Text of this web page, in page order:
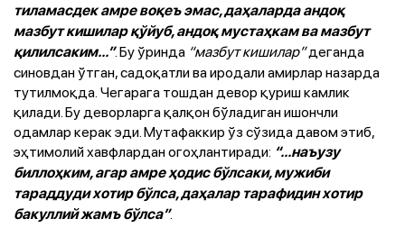
тиламасдек амре воқеъ эмас, даҳаларда андоқ
мазбут кишилар қўйуб, андоқ мустаҳкам ва мазбут
қилилсаким...”. Бу ўринда “мазбут кишилар”деганда
синовдан ўтган, садоқатли ва иродали амирлар назарда
тутилмоқда. Чегарага тошдан девор қуриш камлик
қилади. Бу деворларга қалқон бўладиган ишончли
одамлар керак эди. Мутафаккир ўз сўзида давом этиб,
эҳтимолий хавфлардан огоҳлантиради: “...наъузу
биллоҳким, агар амре ҳодис бўлсаки, мужиби
тараддуди хотир бўлса, даҳалар тарафидин хотир
бакуллий жамъ бўлса”.